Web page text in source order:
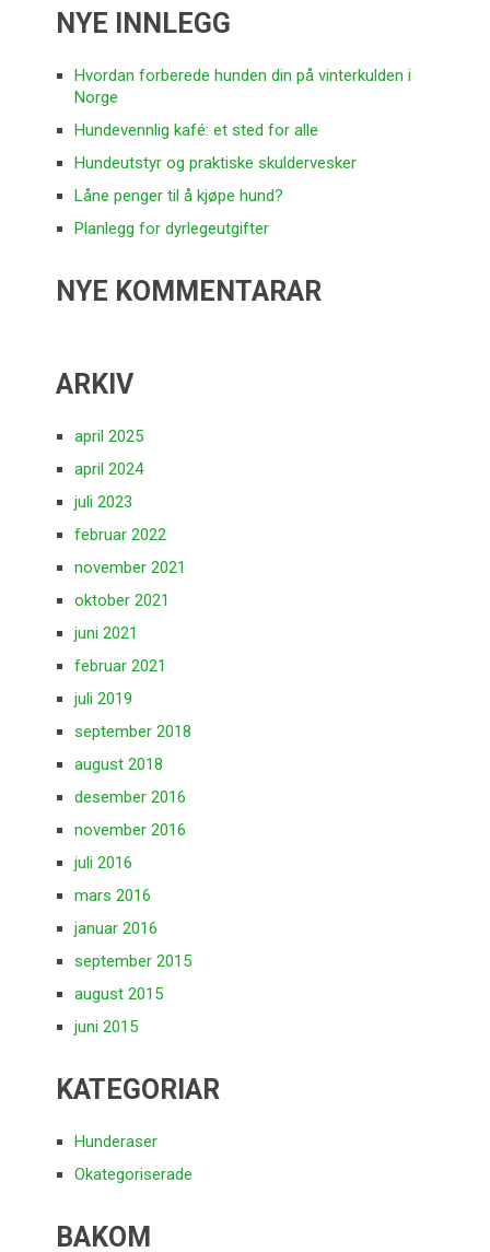
NYE INNLEGG
Hvordan forberede hunden din på vinterkulden i
Norge
Hundevennlig kafé: et sted for alle
Hundeutstyr og praktiske skuldervesker
Låne penger til å kjøpe hund?
Planlegg for dyrlegeutgifter
NYE KOMMENTARAR
ARKIV
april 2025
april 2024
juli 2023
februar 2022
november 2021
oktober 2021
juni 2021
februar 2021
juli 2019
september 2018
august 2018
desember 2016
november 2016
juli 2016
mars 2016
januar 2016
september 2015
august 2015
juni 2015
KATEGORIAR
Hunderaser
Okategoriserade
BAKOM